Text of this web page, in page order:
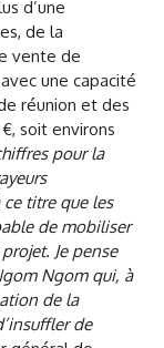
d’une
de la
vente de
une capacité
réunion et des
soit environs
pour la
titre que les
de mobiliser
Je pense
Ngom qui, à
de la
de